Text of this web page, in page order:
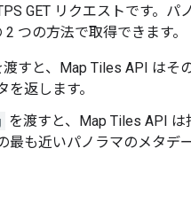
GET リクエストです。パ
つの方法で取得できます。
渡すと、Map Tiles API はそ
を返します。
を渡すと、Map Tiles API は
最も近いパノラマのメタデ